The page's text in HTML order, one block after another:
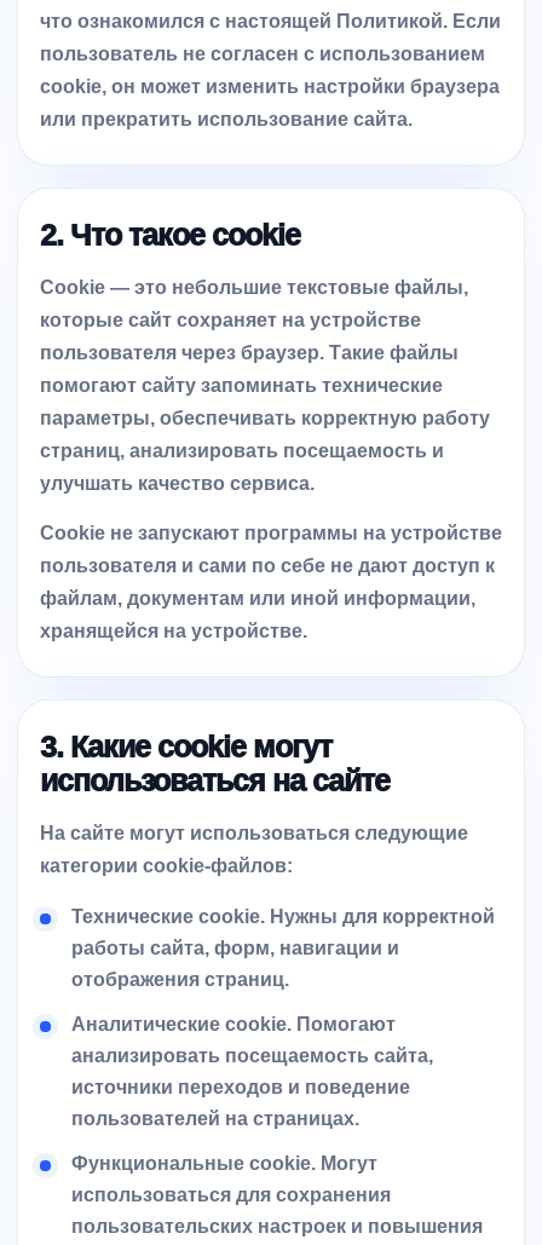
что ознакомился с настоящей Политикой. Если
пользователь не согласен с использованием
cookie, он может изменить настройки браузера
или прекратить использование сайта.
2. Что такое cookie
Cookie — это небольшие текстовые файлы,
которые сайт сохраняет на устройстве
пользователя через браузер. Такие файлы
помогают сайту запоминать технические
параметры, обеспечивать корректную работу
страниц, анализировать посещаемость и
улучшать качество сервиса.
Cookie не запускают программы на устройстве
пользователя и сами по себе не дают доступ к
файлам, документам или иной информации,
хранящейся на устройстве.
3. Какие cookie могут
использоваться на сайте
На сайте могут использоваться следующие
категории cookie-файлов:
Технические cookie. Нужны для корректной
работы сайта, форм, навигации и
отображения страниц.
Аналитические cookie. Помогают
анализировать посещаемость сайта,
источники переходов и поведение
пользователей на страницах.
Функциональные cookie. Могут
использоваться для сохранения
пользовательских настроек и повышения